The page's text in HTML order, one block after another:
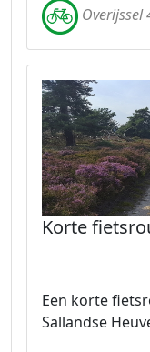
Overijssel
Korte
Een korte
Sallandse